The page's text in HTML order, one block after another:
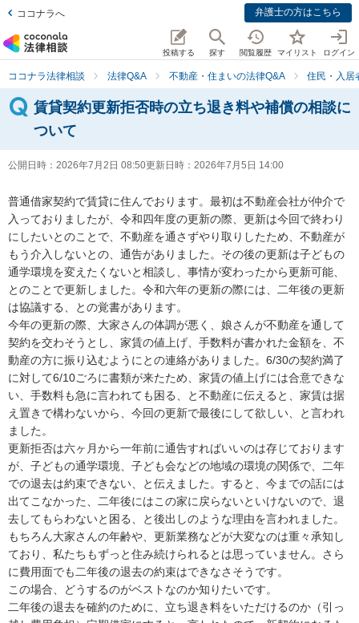
ココナラへ 弁護士の方はこちら
投稿する 探す 閲覧履歴 マイリスト ログイン
ココナラ法律相談 法律Q&A 不動産・住まいの法律Q&A 住民・入居
賃貸契約更新拒否時の立ち退き料や補償の相談に
ついて
公開日時： 2026年7月2日 08:50更新日時： 2026年7月5日 14:00
普通借家契約で賃貸に住んでおります。最初は不動産会社が仲介で
入っておりましたが、令和四年度の更新の際、更新は今回で終わり
にしたいとのことで、不動産を通さずやり取りしたため、不動産が
もう介入しないとの、通告がありました。その後の更新は子どもの
通学環境を変えたくないと相談し、事情が変わったから更新可能、
とのことで更新しました。令和六年の更新の際には、二年後の更新
は協議する、との覚書があります。
今年の更新の際、大家さんの体調が悪く、娘さんが不動産を通して
契約を交わそうとし、家賃の値上げ、手数料が書かれた金額を、不
動産の方に振り込むようにとの連絡がありました。6/30の契約満了
に対して6/10ごろに書類が来たため、家賃の値上げには合意できな
い、手数料も急に言われても困る、と不動産に伝えると、家賃は据
え置きで構わないから、今回の更新で最後にして欲しい、と言われ
ました。
更新拒否は六ヶ月から一年前に通告すればいいのは存じております
が、子どもの通学環境、子ども会などの地域の環境の関係で、二年
での退去は約束できない、と伝えました。すると、今までの話には
出てこなかった、二年後にはこの家に戻らないといけないので、退
去してもらわないと困る、と後出しのような理由を言われました。
もちろん大家さんの年齢や、更新業務などが大変なのは重々承知し
ており、私たちもずっと住み続けられるとは思っていません。さら
に費用面でも二年後の退去の約束はできなさそうです。
この場合、どうするのがベストなのか知りたいです。
二年後の退去を確約のために、立ち退き料をいただけるのか（引っ